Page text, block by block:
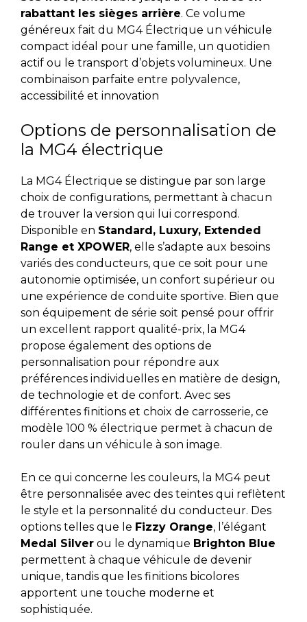
rabattant les sièges arrière. Ce volume
généreux fait du MG4 Électrique un véhicule
compact idéal pour une famille, un quotidien
actif ou le transport d’objets volumineux. Une
combinaison parfaite entre polyvalence,
accessibilité et innovation
Options de personnalisation de
la MG4 électrique
La MG4 Électrique se distingue par son large
choix de configurations, permettant à chacun
de trouver la version qui lui correspond.
Disponible en Standard, Luxury, Extended
Range et XPOWER, elle s’adapte aux besoins
variés des conducteurs, que ce soit pour une
autonomie optimisée, un confort supérieur ou
une expérience de conduite sportive. Bien que
son équipement de série soit pensé pour offrir
un excellent rapport qualité-prix, la MG4
propose également des options de
personnalisation pour répondre aux
préférences individuelles en matière de design,
de technologie et de confort. Avec ses
différentes finitions et choix de carrosserie, ce
modèle 100 % électrique permet à chacun de
rouler dans un véhicule à son image.
En ce qui concerne les couleurs, la MG4 peut
être personnalisée avec des teintes qui reflètent
le style et la personnalité du conducteur. Des
options telles que le Fizzy Orange, l’élégant
Medal Silver ou le dynamique Brighton Blue
permettent à chaque véhicule de devenir
unique, tandis que les finitions bicolores
apportent une touche moderne et
sophistiquée.